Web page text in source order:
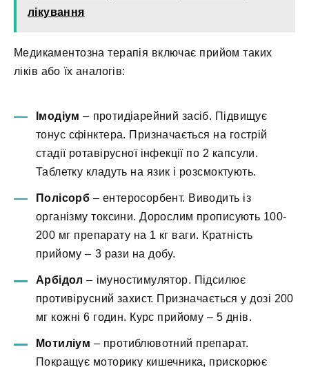
лікування
Медикаментозна терапія включає прийом таких
ліків або їх аналогів:
Імодіум – протидіарейний засіб. Підвищує
тонус сфінктера. Призначається на гострій
стадії ротавірусної інфекції по 2 капсули.
Таблетку кладуть на язик і розсмоктують.
Полісорб – ентеросорбент. Виводить із
організму токсини. Дорослим прописують 100-
200 мг препарату на 1 кг ваги. Кратність
прийому – 3 рази на добу.
Арбідол – імуностимулятор. Підсилює
противірусний захист. Призначається у дозі 200
мг кожні 6 годин. Курс прийому – 5 днів.
Мотиліум – протиблювотний препарат.
Покращує моторику кишечника, прискорює